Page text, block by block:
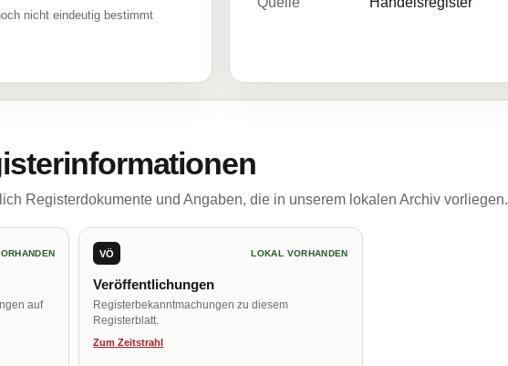
nicht eindeutig bestimmt
Registerdokumente und Angaben, die in unserem lokalen Archiv vorliegen.
auf
VÖ LOKAL VORHANDEN
Veröffentlichungen
Registerbekanntmachungen zu diesem
Registerblatt.
Zum Zeitstrahl